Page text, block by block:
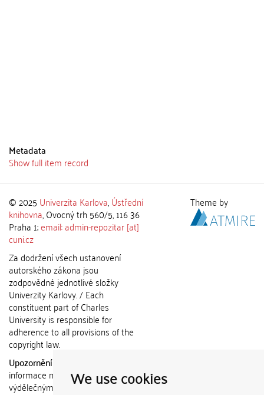
We use cookies
Metadata
Show full item record
© 2025 Univerzita Karlova,Ústřední
knihovna, Ovocný trh 560/5, 116 36
Praha 1;email: admin-repozitar [at]
cuni.cz
Za dodržení všech ustanovení
autorského zákona jsou
zodpovědné jednotlivé složky
Univerzity Karlovy. / Each
constituent part of Charles
University is responsible for
adherence to all provisions of the
copyright law.
Upozornění / Notice:
informace nemohou být použity k
výdělečným účelům nebo vydávány
Theme by